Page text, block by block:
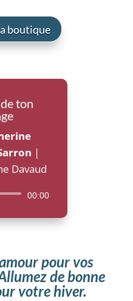
boutique
ton
|
Davaud
00:00
pour vos
de bonne
votre hiver.